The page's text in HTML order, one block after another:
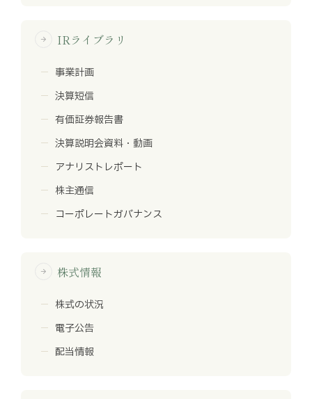
arrow_forward IRライブラリ
事業計画
決算短信
有価証券報告書
決算説明会資料・動画
アナリストレポート
株主通信
コーポレートガバナンス
arrow_forward 株式情報
株式の状況
電子公告
配当情報